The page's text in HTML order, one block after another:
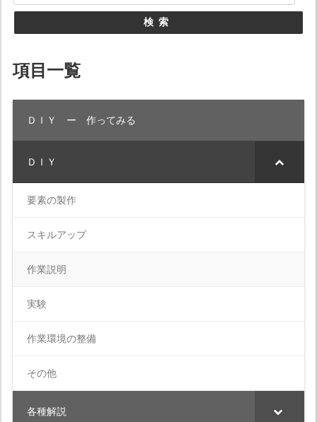
検索
項目一覧
ＤＩＹ ー 作ってみる
ＤＩＹ
要素の製作
スキルアップ
作業説明
実験
作業環境の整備
その他
各種解説